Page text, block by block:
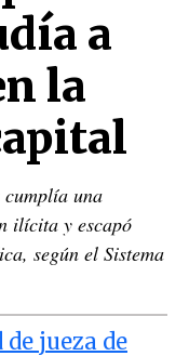
a
la
una
ilícita y escapó
según el Sistema
jueza de